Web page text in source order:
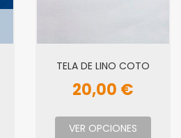
TELA DE LINO COTO
20,00 €
VER OPCIONES